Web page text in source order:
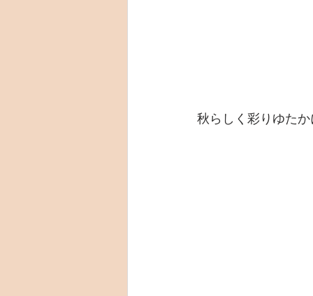
秋らしく彩りゆた